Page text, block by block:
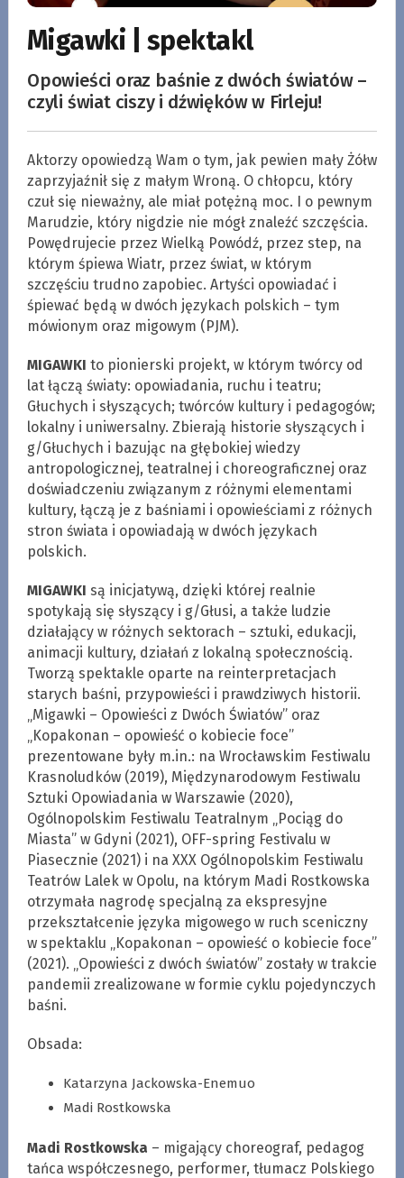
Migawki | spektakl
Opowieści oraz baśnie z dwóch światów –
czyli świat ciszy i dźwięków w Firleju!
Aktorzy opowiedzą Wam o tym, jak pewien mały Żółw
zaprzyjaźnił się z małym Wroną. O chłopcu, który
czuł się nieważny, ale miał potężną moc. I o pewnym
Marudzie, który nigdzie nie mógł znaleźć szczęścia.
Powędrujecie przez Wielką Powódź, przez step, na
którym śpiewa Wiatr, przez świat, w którym
szczęściu trudno zapobiec. Artyści opowiadać i
śpiewać będą w dwóch językach polskich – tym
mówionym oraz migowym (PJM).
MIGAWKI to pionierski projekt, w którym twórcy od
lat łączą światy: opowiadania, ruchu i teatru;
Głuchych i słyszących; twórców kultury i pedagogów;
lokalny i uniwersalny. Zbierają historie słyszących i
g/Głuchych i bazując na głębokiej wiedzy
antropologicznej, teatralnej i choreograficznej oraz
doświadczeniu związanym z różnymi elementami
kultury, łączą je z baśniami i opowieściami z różnych
stron świata i opowiadają w dwóch językach
polskich.
MIGAWKI są inicjatywą, dzięki której realnie
spotykają się słyszący i g/Głusi, a także ludzie
działający w różnych sektorach – sztuki, edukacji,
animacji kultury, działań z lokalną społecznością.
Tworzą spektakle oparte na reinterpretacjach
starych baśni, przypowieści i prawdziwych historii.
„Migawki – Opowieści z Dwóch Światów” oraz
„Kopakonan – opowieść o kobiecie foce”
prezentowane były m.in.: na Wrocławskim Festiwalu
Krasnoludków (2019), Międzynarodowym Festiwalu
Sztuki Opowiadania w Warszawie (2020),
Ogólnopolskim Festiwalu Teatralnym „Pociąg do
Miasta” w Gdyni (2021), OFF-spring Festivalu w
Piasecznie (2021) i na XXX Ogólnopolskim Festiwalu
Teatrów Lalek w Opolu, na którym Madi Rostkowska
otrzymała nagrodę specjalną za ekspresyjne
przekształcenie języka migowego w ruch sceniczny
w spektaklu „Kopakonan – opowieść o kobiecie foce”
(2021). „Opowieści z dwóch światów” zostały w trakcie
pandemii zrealizowane w formie cyklu pojedynczych
baśni.
Obsada:
Katarzyna Jackowska-Enemuo
Madi Rostkowska
Madi Rostkowska – migający choreograf, pedagog
tańca współczesnego, performer, tłumacz Polskiego